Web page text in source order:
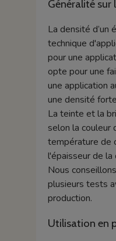
Généralité sur
La densité d’un
technique
pour une
opte pour une
une application
une densité
La teinte et la
selon la couleur
température de
l'épaisseur de la
Nous
plusieurs tests
production.
Utilisation en